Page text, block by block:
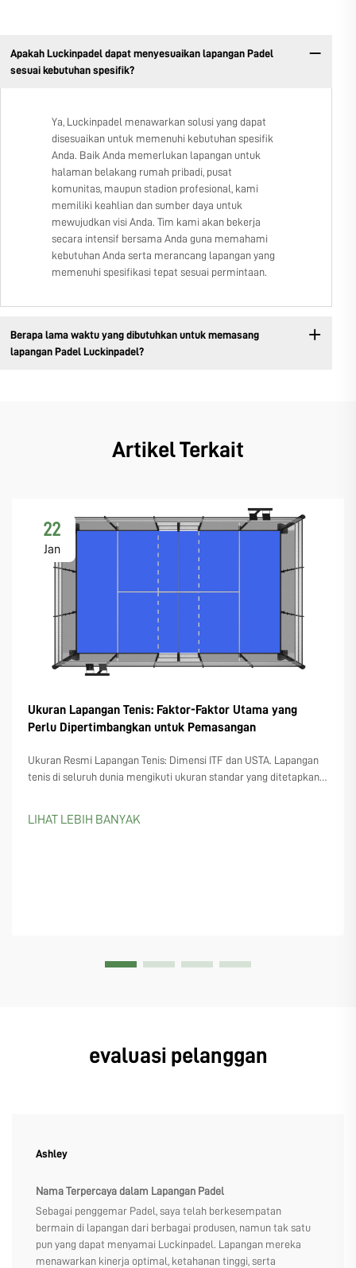
Apakah Luckinpadel dapat menyesuaikan lapangan Padel
sesuai kebutuhan spesifik?
Ya, Luckinpadel menawarkan solusi yang dapat
disesuaikan untuk memenuhi kebutuhan spesifik
Anda. Baik Anda memerlukan lapangan untuk
halaman belakang rumah pribadi, pusat
komunitas, maupun stadion profesional, kami
memiliki keahlian dan sumber daya untuk
mewujudkan visi Anda. Tim kami akan bekerja
secara intensif bersama Anda guna memahami
kebutuhan Anda serta merancang lapangan yang
memenuhi spesifikasi tepat sesuai permintaan.
Berapa lama waktu yang dibutuhkan untuk memasang
lapangan Padel Luckinpadel?
Artikel Terkait
22
Jan
Ukuran Lapangan Tenis: Faktor-Faktor Utama yang
Perlu Dipertimbangkan untuk Pemasangan
Ukuran Resmi Lapangan Tenis: Dimensi ITF dan USTA. Lapangan
tenis di seluruh dunia mengikuti ukuran standar yang ditetapkan
pengukuran yang hampir sama...
LIHAT LEBIH BANYAK
evaluasi pelanggan
Ashley
Nama Terpercaya dalam Lapangan Padel
Sebagai penggemar Padel, saya telah berkesempatan
bermain di lapangan dari berbagai produsen, namun tak satu
pun yang dapat menyamai Luckinpadel. Lapangan mereka
menawarkan kinerja optimal, ketahanan tinggi, serta